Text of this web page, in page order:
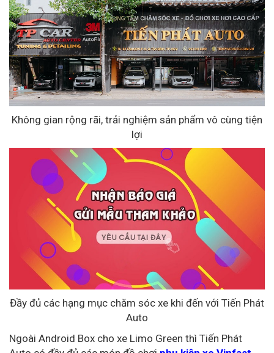
Không gian rộng rãi, trải nghiệm sản phẩm vô cùng tiện
lợi
Đầy đủ các hạng mục chăm sóc xe khi đến với Tiến Phát
Auto
Ngoài Android Box cho xe Limo Green thì Tiến Phát